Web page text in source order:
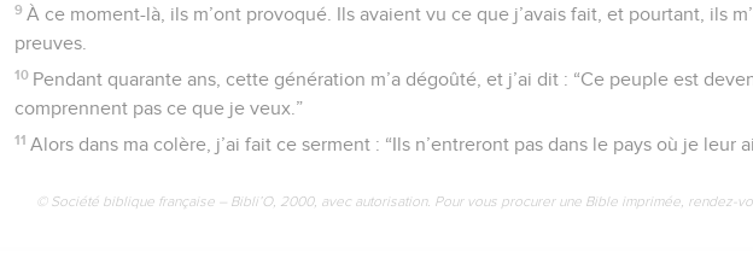
9 À ce moment-là, ils m’ont provoqué. Ils avaient vu ce que j’avais fait, et pourtant, ils
preuves.
10 Pendant quarante ans, cette génération m’a dégoûté, et j’ai dit : “Ce peuple est
comprennent pas ce que je veux.”
11 Alors dans ma colère, j’ai fait ce serment : “Ils n’entreront pas dans le pays où je leur
© Société biblique française – Bibli’O, 2000, avec autorisation. Pour vous procurer une Bible imprimée, rendez-